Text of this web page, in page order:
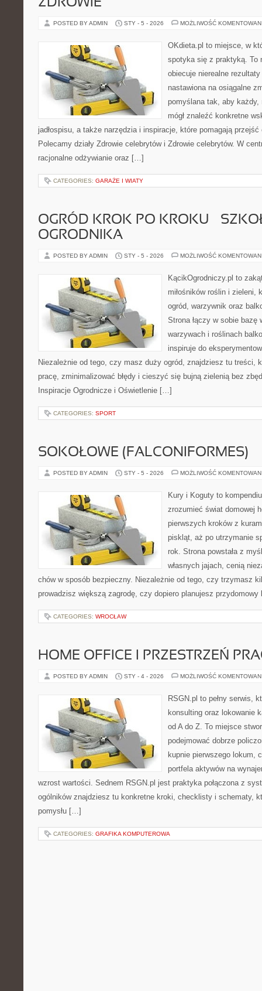
ZDROWIE
POSTED BY ADMIN STY - 5 - 2026 MOŻLIWOŚĆ
OKdieta.pl to miejsce, w
spotyka się z praktyką. To
obiecuje nierealne
nastawiona na osiągalne
pomyślana tak, aby
mógł znaleźć konkretne
jadłospisu, a także narzędzia i inspiracje, które pomagają przejść
Polecamy działy Zdrowie celebrytów i Zdrowie celebrytów. W
racjonalne odżywianie oraz […]
CATEGORIES: GARAŻE I WIATY
OGRÓD KROK PO KROKU –
OGRODNIKA
POSTED BY ADMIN STY - 5 - 2026 MOŻLIWOŚĆ
KącikOgrodniczy.pl to
miłośników roślin i zieleni,
ogród, warzywnik oraz
Strona łączy w sobie bazę
warzywach i roślinach
inspiruje do
Niezależnie od tego, czy masz duży ogród, znajdziesz tu treści,
pracę, zminimalizować błędy i cieszyć się bujną zielenią bez
Inspiracje Ogrodnicze i Oświetlenie […]
CATEGORIES: SPORT
SOKOŁOWE (FALCONIFORMES)
POSTED BY ADMIN STY - 5 - 2026 MOŻLIWOŚĆ
Kury i Koguty to
zrozumieć świat domowej
pierwszych kroków z
piskląt, aż po utrzymanie
rok. Strona powstała z
własnych jajach, cenią
chów w sposób bezpieczny. Niezależnie od tego, czy trzymasz
prowadzisz większą zagrodę, czy dopiero planujesz
CATEGORIES: WROCŁAW
HOME OFFICE I PRZESTRZEŃ
POSTED BY ADMIN STY - 4 - 2026 MOŻLIWOŚĆ
RSGN.pl to pełny serwis,
konsulting oraz lokowanie
od A do Z. To miejsce
podejmować dobrze
kupnie pierwszego lokum,
portfela aktywów na
wzrost wartości. Sednem RSGN.pl jest praktyka połączona z
ogólników znajdziesz tu konkretne kroki, checklisty i schematy,
pomysłu […]
CATEGORIES: GRAFIKA KOMPUTEROWA